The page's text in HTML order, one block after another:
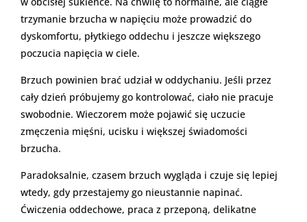
trzymanie brzucha w napięciu może prowadzić do
dyskomfortu, płytkiego oddechu i jeszcze większego
poczucia napięcia w ciele.
Brzuch powinien brać udział w oddychaniu. Jeśli przez
cały dzień próbujemy go kontrolować, ciało nie pracuje
swobodnie. Wieczorem może pojawić się uczucie
zmęczenia mięśni, ucisku i większej świadomości
brzucha.
Paradoksalnie, czasem brzuch wygląda i czuje się lepiej
wtedy, gdy przestajemy go nieustannie napinać.
Ćwiczenia oddechowe, praca z przeponą, delikatne